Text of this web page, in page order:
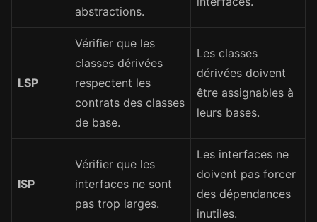
abstractions.
LSP
Vérifier que les
classes dérivées
respectent les
contrats des classes
de base.
Les classes
dérivées doivent
être assignables à
leurs bases.
ISP
Vérifier que les
interfaces ne sont
pas trop larges.
Les interfaces ne
doivent pas forcer
des dépendances
inutiles.